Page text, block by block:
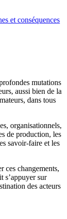
et conséquences
mutations
aussi bien de la
dans tous
organisationnels,
de production, les
savoir-faire et les
ces changements,
s’appuyer sur
des acteurs